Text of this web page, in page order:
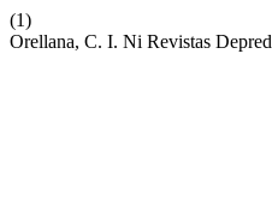
(1)
Orellana, C. I. Ni Revistas